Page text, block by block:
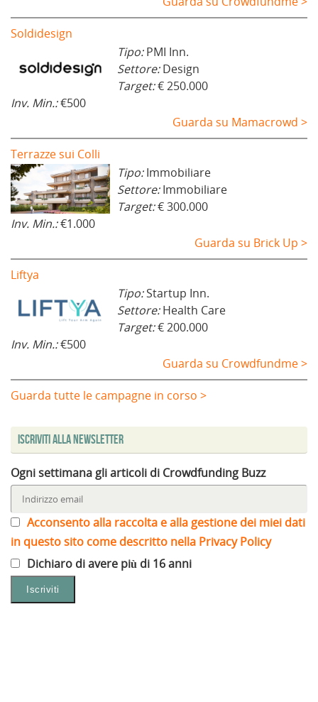
Soldidesign
Tipo:PMI Inn.
Settore:Design
Target:€ 250.000
Inv. Min.:€500
Guarda su Mamacrowd >
Terrazze sui Colli
Tipo:Immobiliare
Settore:Immobiliare
Target:€ 300.000
Inv. Min.:€1.000
Guarda su Brick Up >
Liftya
Tipo:Startup Inn.
Settore:Health Care
Target:€ 200.000
Inv. Min.:€500
Guarda su Crowdfundme >
Guarda tutte le campagne in corso >
Iscriviti alla Newsletter
Ogni settimana gli articoli di Crowdfunding Buzz
Acconsento alla raccolta e alla gestione dei miei dati
in questo sito come descritto nella Privacy Policy
Dichiaro di avere più di 16 anni